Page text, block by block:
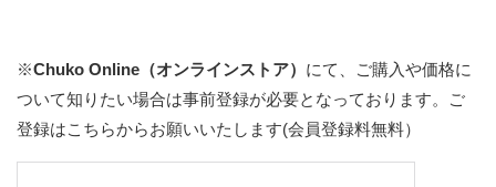
※Chuko Online（オンラインストア） にて、ご購入や価格に
ついて知りたい場合は事前登録が必要となっております。
ご
登録はこちらからお願いいたします(会員登録料無料）